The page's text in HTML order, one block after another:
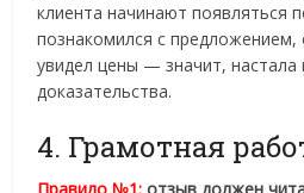
клиента начинают появляться
познакомился с
увидел цены — значит, настала
доказательства.
4. Грамотная